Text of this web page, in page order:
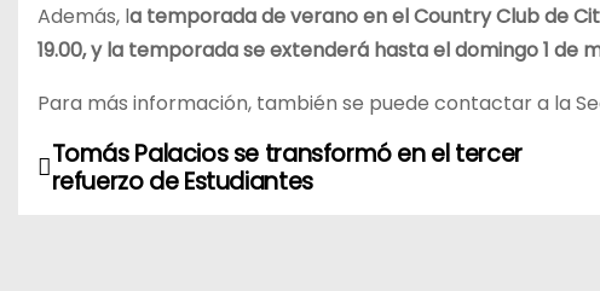
Además, la temporada de verano en el Country Club de
19.00, y la temporada se extenderá hasta el domingo 1 de
Para más información, también se puede contactar a la
NTomás Palacios se transformó en el tercer
refuerzo de Estudiantes